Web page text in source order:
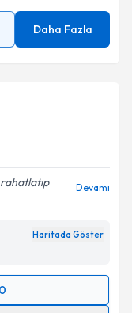
Daha Fazla
Devamı
Haritada Göster